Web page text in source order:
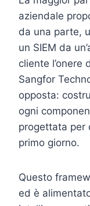
aziendale
da una parte,
un SIEM da
cliente l’onere
Sangfor
opposta:
ogni
progettata per
primo giorno.
Questo
ed è